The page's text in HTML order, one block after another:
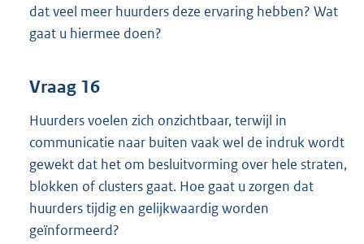
dat veel meer huurders deze ervaring hebben? Wat
gaat u hiermee doen?
Vraag 16
Huurders voelen zich onzichtbaar, terwijl in
communicatie naar buiten vaak wel de indruk wordt
gewekt dat het om besluitvorming over hele straten,
blokken of clusters gaat. Hoe gaat u zorgen dat
huurders tijdig en gelijkwaardig worden
geïnformeerd?